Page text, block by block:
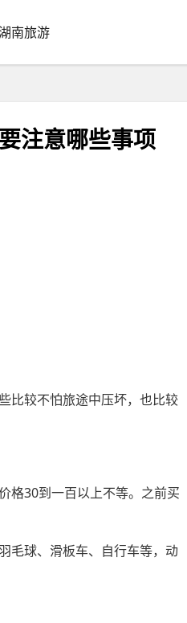
南旅游
注意哪些事项
比较不怕旅途中压坏，也比较
格30到一百以上不等。之前买
毛球、滑板车、自行车等，动